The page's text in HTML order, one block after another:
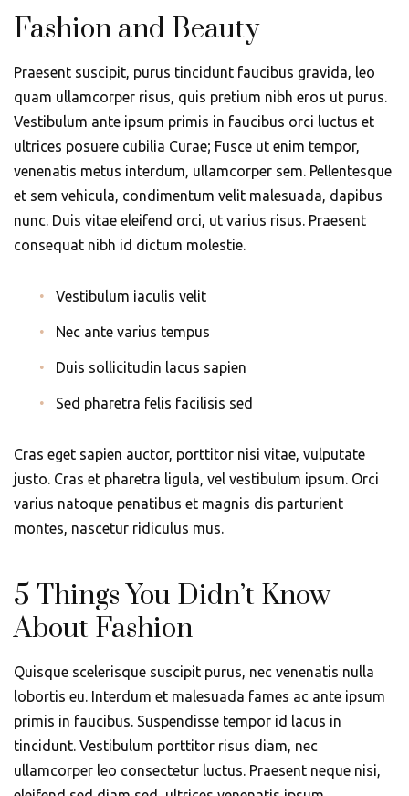
Fashion and Beauty
Praesent suscipit, purus tincidunt faucibus gravida, leo
quam ullamcorper risus, quis pretium nibh eros ut purus.
Vestibulum ante ipsum primis in faucibus orci luctus et
ultrices posuere cubilia Curae; Fusce ut enim tempor,
venenatis metus interdum, ullamcorper sem. Pellentesque
et sem vehicula, condimentum velit malesuada, dapibus
nunc. Duis vitae eleifend orci, ut varius risus. Praesent
consequat nibh id dictum molestie.
Vestibulum iaculis velit
Nec ante varius tempus
Duis sollicitudin lacus sapien
Sed pharetra felis facilisis sed
Cras eget sapien auctor, porttitor nisi vitae, vulputate
justo. Cras et pharetra ligula, vel vestibulum ipsum. Orci
varius natoque penatibus et magnis dis parturient
montes, nascetur ridiculus mus.
5 Things You Didn’t Know
About Fashion
Quisque scelerisque suscipit purus, nec venenatis nulla
lobortis eu. Interdum et malesuada fames ac ante ipsum
primis in faucibus. Suspendisse tempor id lacus in
tincidunt. Vestibulum porttitor risus diam, nec
ullamcorper leo consectetur luctus. Praesent neque nisi,